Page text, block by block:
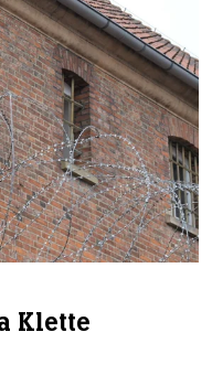
Klette